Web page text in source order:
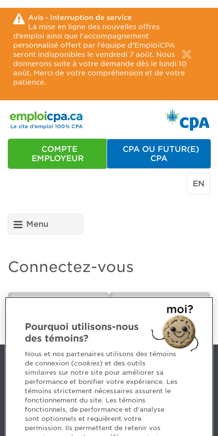
Avis - Interruption de service
La mise en ligne des nouvelles offres
d’emploi ainsi que l’accompagnement
personnalisé offert par l’équipe d’EmploiCPA
seront indisponibles le vendredi 7 août. Nous
donnerons suite à votre demande dès le lundi 10
août. Merci de votre compréhension et de votre
patience.
COMPTE
EMPLOYEUR
CPA OU FUTUR(E)
CPA
EN
Menu
Connectez-vous
CPA
Nous joindre
514 788-1376 1 800 363-4688 [3033]
emploiCPA@cpaquebec.ca
5, Place Ville Marie, bureau 800, Montréal
(Québec)H3B 2G2
Pourquoi utilisons-nous
des témoins?
Nous et nos partenaires utilisons des témoins
de connexion (cookies) et des outils
similaires sur notre site pour améliorer sa
performance et bonifier votre expérience. Les
témoins strictement nécessaires assurent le
fonctionnement du site. Les témoins
fonctionnels, de performance et d'analyse
sont optionnels et requièrent votre
permission. Ils permettent de retenir vos